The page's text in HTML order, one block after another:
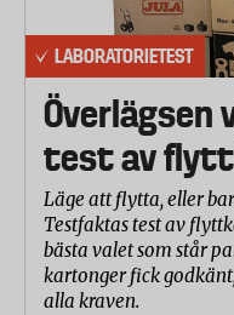
LABORATORIETEST
test av
Läge att flytta, eller
Testfaktas test av
bästa valet som står
kartonger fick
alla kraven.